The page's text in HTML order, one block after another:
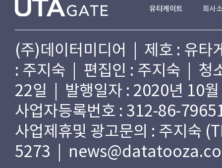
유타게이트 회사
(주)데이터미디어 | 제호 : 유
: 주지숙 | 편집인 : 주지숙 | 청
22일 | 발행일자 : 2020년 10
사업자등록번호 : 312-86-
사업제휴및 광고문의 : 주지숙
5273 |